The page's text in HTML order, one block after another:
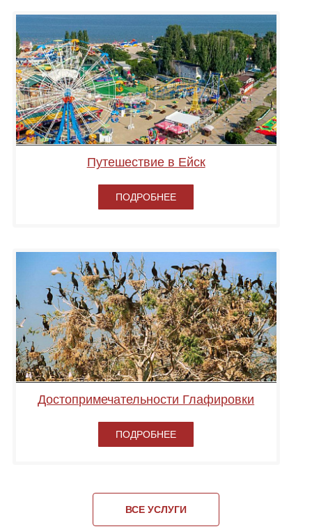
Путешествие в Ейск
ПОДРОБНЕЕ
Достопримечательности Глафировки
ПОДРОБНЕЕ
ВСЕ УСЛУГИ